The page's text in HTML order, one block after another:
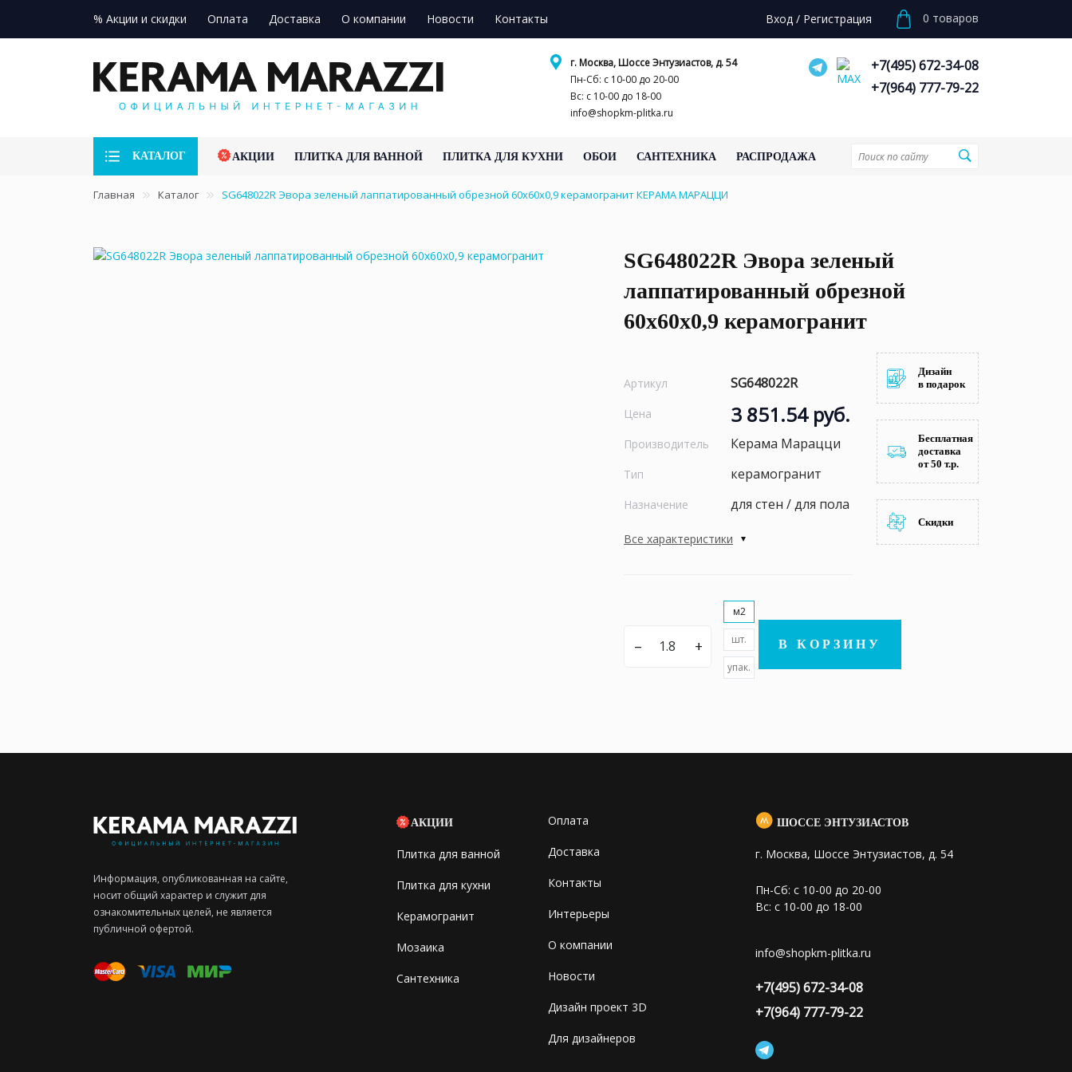
% Акции и скидки Оплата Доставка О компании Новости Контакты Вход / Регистрация 0 товаров
г. Москва, Шоссе Энтузиастов, д. 54
Пн-Сб: с 10-00 до 20-00
Вс: с 10-00 до 18-00
info@shopkm-plitka.ru
+7(495) 672-34-08
+7(964) 777-79-22
КАТАЛОГ АКЦИИ ПЛИТКА ДЛЯ ВАННОЙ ПЛИТКА ДЛЯ КУХНИ ОБОИ САНТЕХНИКА РАСПРОДАЖА
Главная Каталог SG648022R Эвора зеленый лаппатированный обрезной 60x60x0,9 керамогранит КЕРАМА МАРАЦЦИ
SG648022R Эвора зеленый
лаппатированный обрезной
60x60x0,9 керамогранит
Артикул SG648022R
Цена 3 851.54 руб.
Производитель Керама Марацци
Тип керамогранит
Назначение для стен / для пола
Все характеристики
– +
м2
шт.
упак.
В КОРЗИНУ
Дизайн
в подарок
Бесплатная
доставка
от 50 т.р.
Скидки
Информация, опубликованная на сайте,
носит общий характер и служит для
ознакомительных целей, не является
публичной офертой.
АКЦИИ
Плитка для ванной
Плитка для кухни
Керамогранит
Мозаика
Сантехника
Оплата
Доставка
Контакты
Интерьеры
О компании
Новости
Дизайн проект 3D
Для дизайнеров
ШОССЕ ЭНТУЗИАСТОВ
г. Москва, Шоссе Энтузиастов, д. 54
Пн-Сб: с 10-00 до 20-00
Вс: с 10-00 до 18-00
info@shopkm-plitka.ru
+7(495) 672-34-08
+7(964) 777-79-22